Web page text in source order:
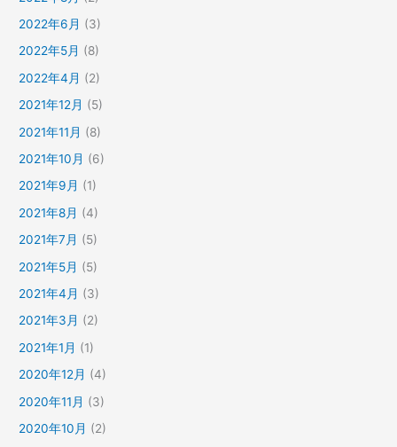
2022年6月 (3)
2022年5月 (8)
2022年4月 (2)
2021年12月 (5)
2021年11月 (8)
2021年10月 (6)
2021年9月 (1)
2021年8月 (4)
2021年7月 (5)
2021年5月 (5)
2021年4月 (3)
2021年3月 (2)
2021年1月 (1)
2020年12月 (4)
2020年11月 (3)
2020年10月 (2)